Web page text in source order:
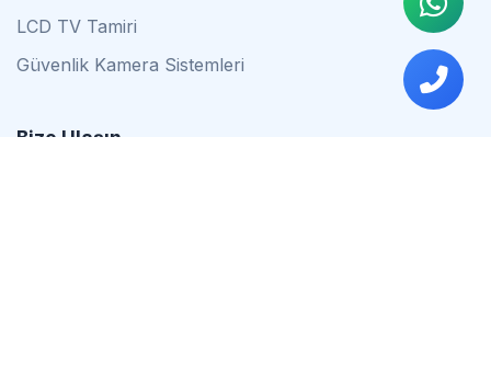
LCD TV Tamiri
Güvenlik Kamera Sistemleri
Bize Ulaşın